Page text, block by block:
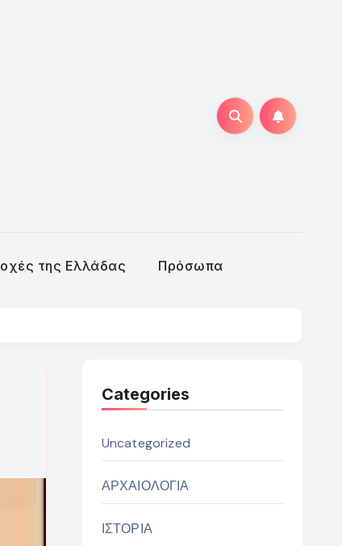
της Ελλάδας Πρόσωπα
Categories
Uncategorized
ΑΡΧΑΙΟΛΟΓΙΑ
ΙΣΤΟΡΙΑ